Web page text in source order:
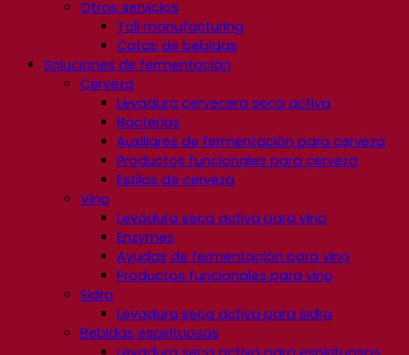
Otros servicios
Toll manufacturing
Catas de bebidas
Soluciones de fermentación
Cerveza
Levadura cervecera seca activa
Bacterias
Auxiliares de fermentación para cerveza
Productos funcionales para cerveza
Estilos de cerveza
Vino
Levadura seca activa para vino
Enzymes
Ayudas de fermentación para vino
Productos funcionales para vino
Sidra
Levadura seca activa para sidra
Bebidas espirituosas